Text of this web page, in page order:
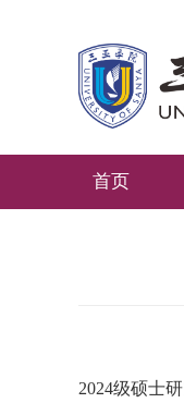
首页
2024级硕士研